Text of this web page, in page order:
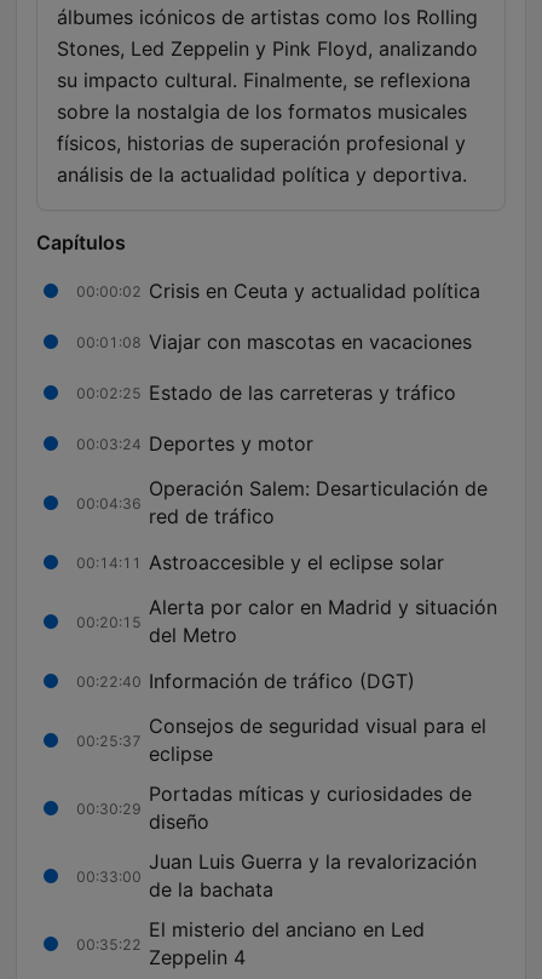
álbumes icónicos de artistas como los Rolling
Stones, Led Zeppelin y Pink Floyd, analizando
su impacto cultural. Finalmente, se reflexiona
sobre la nostalgia de los formatos musicales
físicos, historias de superación profesional y
análisis de la actualidad política y deportiva.
Capítulos
00:00:02 Crisis en Ceuta y actualidad política
00:01:08 Viajar con mascotas en vacaciones
00:02:25 Estado de las carreteras y tráfico
00:03:24 Deportes y motor
00:04:36
Operación Salem: Desarticulación de
red de tráfico
00:14:11 Astroaccesible y el eclipse solar
00:20:15
Alerta por calor en Madrid y situación
del Metro
00:22:40 Información de tráfico (DGT)
00:25:37
Consejos de seguridad visual para el
eclipse
00:30:29
Portadas míticas y curiosidades de
diseño
00:33:00
Juan Luis Guerra y la revalorización
de la bachata
00:35:22
El misterio del anciano en Led
Zeppelin 4